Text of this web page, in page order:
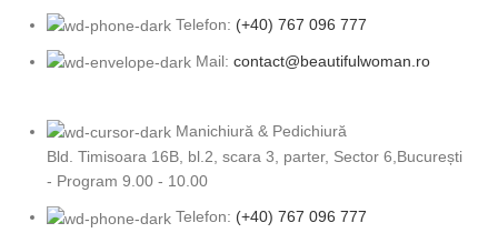
Telefon: (+40) 767 096 777
Mail: contact@beautifulwoman.ro
Manichiură & Pedichiură
Bld. Timisoara 16B, bl.2, scara 3, parter, Sector 6,București
- Program 9.00 - 10.00
Telefon: (+40) 767 096 777